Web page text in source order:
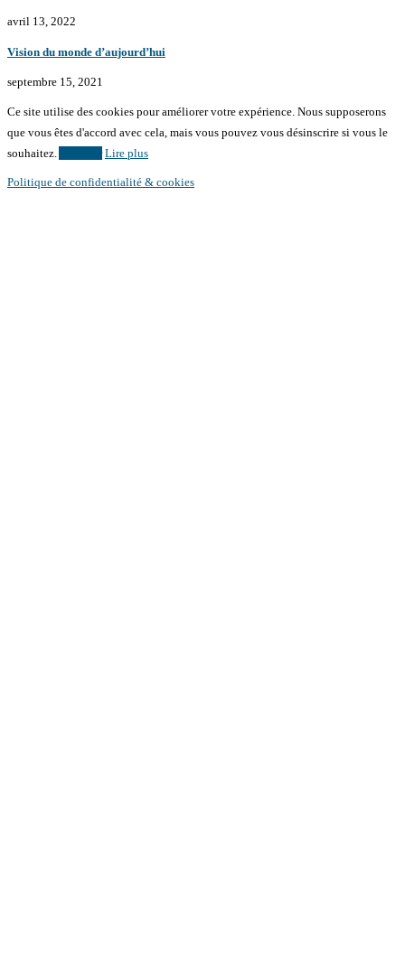
avril 13, 2022
Vision du monde d’aujourd’hui
septembre 15, 2021
Ce site utilise des cookies pour améliorer votre expérience. Nous supposerons
que vous êtes d'accord avec cela, mais vous pouvez vous désinscrire si vous le
souhaitez.
Lire plus
Politique de confidentialité & cookies